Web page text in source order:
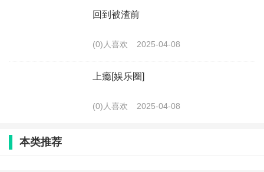
回到被渣前
(0)人喜欢 2025-04-08
上瘾[娱乐圈]
(0)人喜欢 2025-04-08
本类推荐